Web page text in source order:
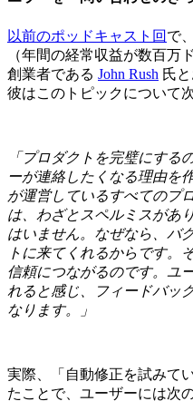
以前のポッドキャスト回 で
（年間の経常収益が数百万
創業者である John Rush 氏
彼はこのトピックについて
「プロダクトを完璧にする
ーが連絡したくなる理由を
が運営しているすべてのプ
は、わざとスペルミスがあ
はいません。なぜなら、バ
トに来てくれるからです。
信頼につながるのです。ユ
れると感じ、フィードバッ
なります。」
実際、「自動修正を試みて
たことで、ユーザーには次